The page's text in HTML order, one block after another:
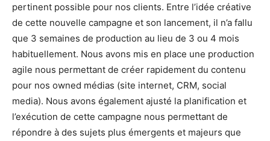
pertinent possible pour nos clients. Entre l’idée créative
de cette nouvelle campagne et son lancement, il n’a fallu
que 3 semaines de production au lieu de 3 ou 4 mois
habituellement. Nous avons mis en place une production
agile nous permettant de créer rapidement du contenu
pour nos owned médias (site internet, CRM, social
media). Nous avons également ajusté la planification et
l’exécution de cette campagne nous permettant de
répondre à des sujets plus émergents et majeurs que